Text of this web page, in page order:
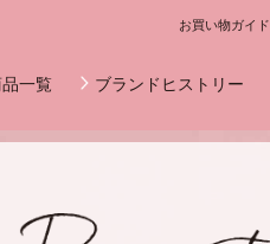
一覧 ブランドヒストリー
お買い物ガイド